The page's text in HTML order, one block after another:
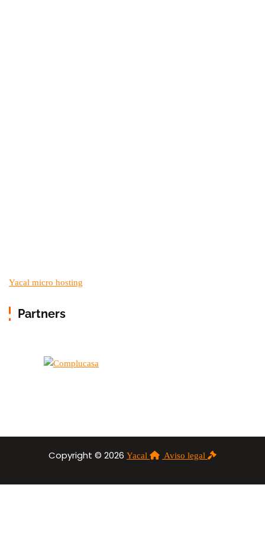
Yacal micro hosting
Partners
Copyright © 2026 Yacal Aviso legal